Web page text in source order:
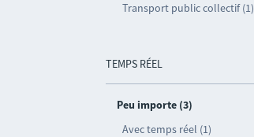
Transport public collectif (1)
TEMPS RÉEL
Peu importe (3)
Avec temps réel (1)